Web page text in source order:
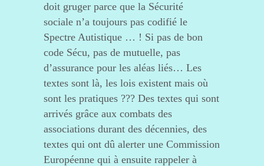
doit gruger parce que la Sécurité
sociale n’a toujours pas codifié le
Spectre Autistique … ! Si pas de bon
code Sécu, pas de mutuelle, pas
d’assurance pour les aléas liés… Les
textes sont là, les lois existent mais où
sont les pratiques ??? Des textes qui sont
arrivés grâce aux combats des
associations durant des décennies, des
textes qui ont dû alerter une Commission
Européenne qui à ensuite rappeler à